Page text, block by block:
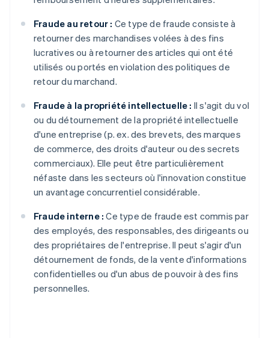
Fraude au retour : Ce type de fraude consiste à
retourner des marchandises volées à des fins
lucratives ou à retourner des articles qui ont été
utilisés ou portés en violation des politiques de
retour du marchand.
Fraude à la propriété intellectuelle : Il s'agit du vol
ou du détournement de la propriété intellectuelle
d'une entreprise (p. ex. des brevets, des marques
de commerce, des droits d'auteur ou des secrets
commerciaux). Elle peut être particulièrement
néfaste dans les secteurs où l'innovation constitue
un avantage concurrentiel considérable.
Fraude interne : Ce type de fraude est commis par
des employés, des responsables, des dirigeants ou
des propriétaires de l'entreprise. Il peut s'agir d'un
détournement de fonds, de la vente d'informations
confidentielles ou d'un abus de pouvoir à des fins
personnelles.